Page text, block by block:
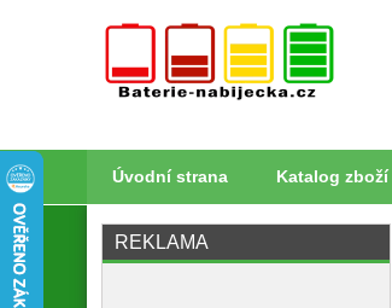
Úvodní strana Katalog zboží
REKLAMA